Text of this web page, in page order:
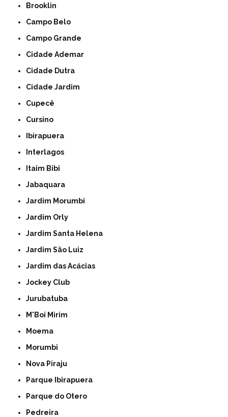
Brooklin
Campo Belo
Campo Grande
Cidade Ademar
Cidade Dutra
Cidade Jardim
Cupecê
Cursino
Ibirapuera
Interlagos
Itaim Bibi
Jabaquara
Jardim Morumbi
Jardim Orly
Jardim Santa Helena
Jardim São Luiz
Jardim das Acácias
Jockey Club
Jurubatuba
M'Boi Mirim
Moema
Morumbi
Nova Piraju
Parque Ibirapuera
Parque do Otero
Pedreira